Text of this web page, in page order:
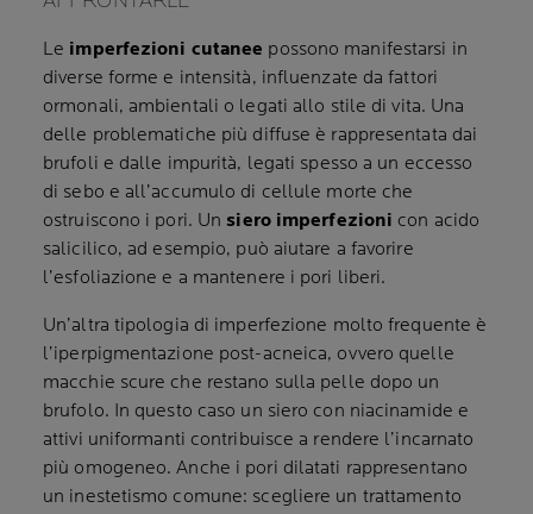
Le imperfezioni cutanee possono manifestarsi in
diverse forme e intensità, influenzate da fattori
ormonali, ambientali o legati allo stile di vita. Una
delle problematiche più diffuse è rappresentata dai
brufoli e dalle impurità, legati spesso a un eccesso
di sebo e all’accumulo di cellule morte che
ostruiscono i pori. Un siero imperfezioni con acido
salicilico, ad esempio, può aiutare a favorire
l’esfoliazione e a mantenere i pori liberi.
Un’altra tipologia di imperfezione molto frequente è
l’iperpigmentazione post-acneica, ovvero quelle
macchie scure che restano sulla pelle dopo un
brufolo. In questo caso un siero con niacinamide e
attivi uniformanti contribuisce a rendere l’incarnato
più omogeneo. Anche i pori dilatati rappresentano
un inestetismo comune: scegliere un trattamento